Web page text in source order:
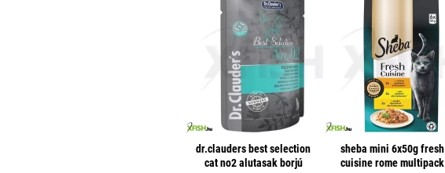
dr.clauders best selection
cat no2 alutasak borjú
sheba mini 6x50g fresh
cuisine rome multipack